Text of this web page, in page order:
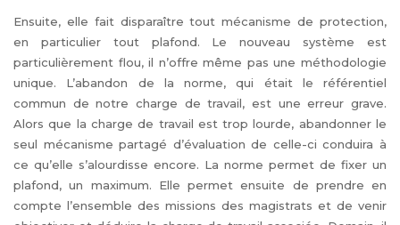
Ensuite, elle fait disparaître tout mécanisme de protection,
en particulier tout plafond. Le nouveau système est
particulièrement flou, il n’offre même pas une méthodologie
unique. L’abandon de la norme, qui était le référentiel
commun de notre charge de travail, est une erreur grave.
Alors que la charge de travail est trop lourde, abandonner le
seul mécanisme partagé d’évaluation de celle-ci conduira à
ce qu’elle s’alourdisse encore. La norme permet de fixer un
plafond, un maximum. Elle permet ensuite de prendre en
compte l’ensemble des missions des magistrats et de venir